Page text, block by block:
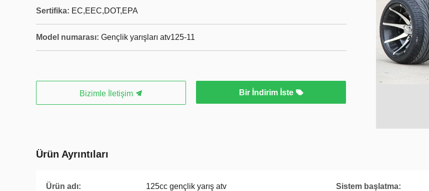
Sertifika: EC,EEC,DOT,EPA
Model numarası: Gençlik yarışları atv125-11
Bizimle İletişim Bir İndirim İste
Ürün Ayrıntıları
Ürün adı: 125cc gençlik yarış atv Sistem başlatma: